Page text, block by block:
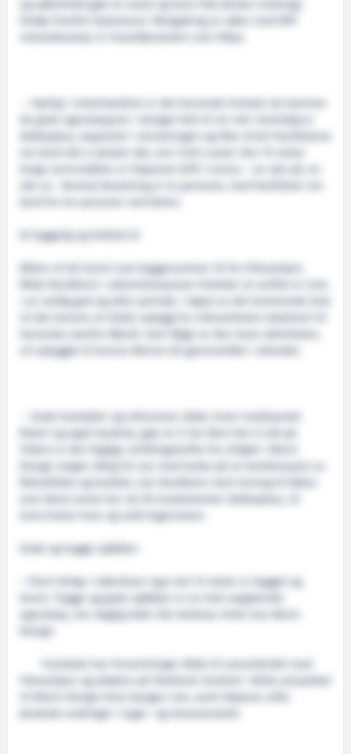
fartøy framfor katamaran. Rengjøring av nøter med MPI
– Særlig i vinterhalvåret er det krevende forhold. Da kommer
de gode egenskapene i skroget helt til sin rett. Samtidig er
dekksplass, kapasitet i utrustningen og ikke minst fasilitetene
lange servicebåten er tilpasset drift i turnus – en uke på, en
Et hyggelig og hektisk år
Båten vil bli levert som byggenummer 35 fra Viknaslipen.
i en veldig god og aktiv periode. I løpet av det kommende året
vil det leveres et titalls nybygg fra virksomheten lokalisert til
Hansvika utenfor Rørvik. Som følge av den store aktiviteten,
vil nybygget til Aurora Marine bli gjennomført i utlandet.
– Gode kontakter og referanser, både innen tradisjonelt
fiskeri og også havbruk, gjør at vi har flere ben å stå på.
Videre er den faglige utviklingskrafta fra miljøet i Marin
Design meget viktig for oss med tanke på en kombinasjon av
fleksibilitet og kvalitet, sier Nordheim med visning til båten
tonn/meter kran og solid lagervolum.
Gode og trygge sjøbåter
– Flere fartøy i størrelsen opp mot 15 meter er bygget og
levert. Trygge og gode sjøbåter er en helt avgjørende
egenskap, sier daglig leder Ole Andreas Holm hos Marin
Design.
Foretaket har forventninger både til samarbeidet med
Viknaslipen og aktøren på Shetland. Konkret i dette prosjektet
vil Marin Design heve baugen noe, samt tilpasse ulike
ønskede endringer i lugar- og messearealet.